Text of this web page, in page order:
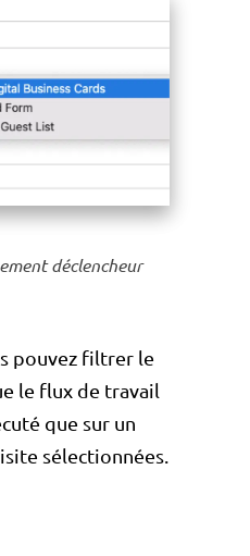
déclencheur
pouvez filtrer le
le flux de travail
que sur un
sélectionnées.